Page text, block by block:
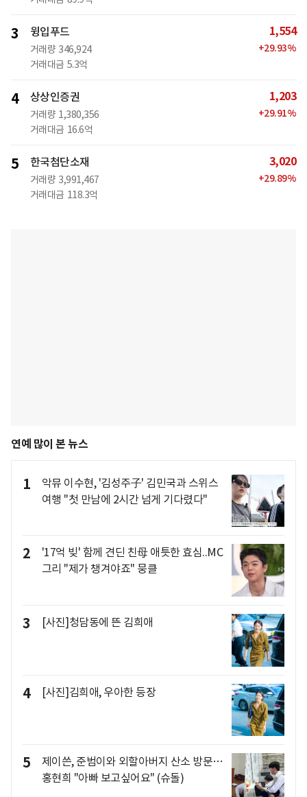
3 윙입푸드
거래량 346,924
거래대금 5.3억
1,554
+29.93%
4 상상인증권
거래량 1,380,356
거래대금 16.6억
1,203
+29.91%
5 한국첨단소재
거래량 3,991,467
거래대금 118.3억
3,020
+29.89%
연예 많이 본 뉴스
1
악뮤 이수현, '김성주子' 김민국과 스위스
여행 "첫 만남에 2시간 넘게 기다렸다"
2
'17억 빚' 함께 견딘 친母 애틋한 효심..MC
그리 "제가 챙겨야죠" 뭉클
3 [사진]청담동에 뜬 김희애
4 [사진]김희애, 우아한 등장
5
제이쓴, 준범이와 외할아버지 산소 방문…
홍현희 "아빠 보고싶어요" (슈돌)